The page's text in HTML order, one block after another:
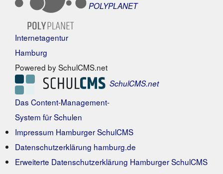
POLYPLANET
Internetagentur
Hamburg
Powered by SchulCMS.net
SchulCMS.net
Das Content-Management-
System für Schulen
Impressum Hamburger SchulCMS
Datenschutzerklärung hamburg.de
Erweiterte Datenschutzerklärung Hamburger SchulCMS